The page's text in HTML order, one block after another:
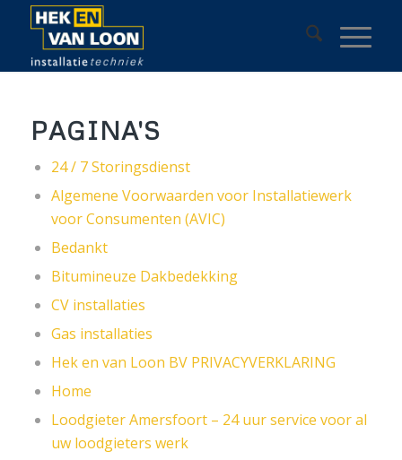
PAGINA'S
24 / 7 Storingsdienst
Algemene Voorwaarden voor Installatiewerk
voor Consumenten (AVIC)
Bedankt
Bitumineuze Dakbedekking
CV installaties
Gas installaties
Hek en van Loon BV PRIVACYVERKLARING
Home
Loodgieter Amersfoort – 24 uur service voor al
uw loodgieters werk